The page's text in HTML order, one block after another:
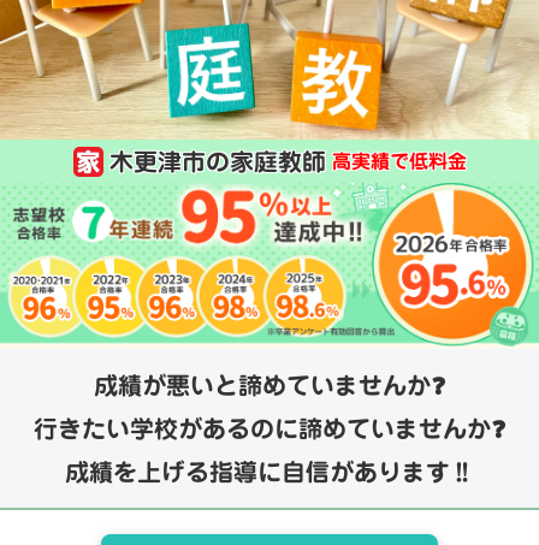
木更津市の家庭教師 高実績で低料金
成績が悪いと諦めていませんか❓
行きたい学校があるのに諦めていませんか❓
成績を上げる指導に自信があります‼️